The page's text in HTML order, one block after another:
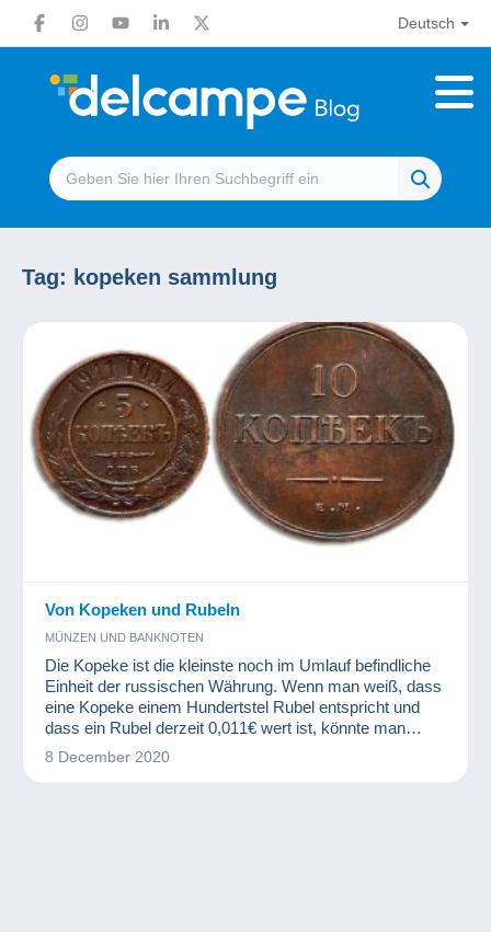
Deutsch
Tag: kopeken sammlung
Von Kopeken und Rubeln
MÜNZEN UND BANKNOTEN
Die Kopeke ist die kleinste noch im Umlauf befindliche
Einheit der russischen Währung. Wenn man weiß, dass
eine Kopeke einem Hundertstel Rubel entspricht und
dass ein Rubel derzeit 0,011€ wert ist, könnte man
meinen, dass damit nicht viel zu verdienen ist. Einige
8 December 2020